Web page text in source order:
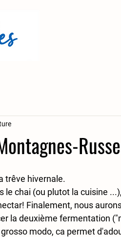
trêve hivernale.
le chai (ou plutot la cuisine
Finalement, nous
la deuxième fermentation
modo, ca permet